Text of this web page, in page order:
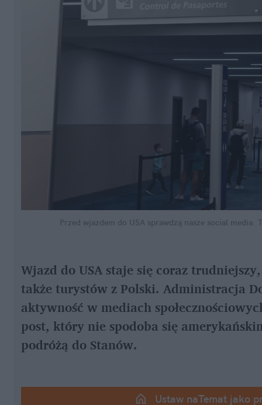
Przed wjazdem do USA sprawdzą nasze social media.
Wjazd do USA staje się coraz
także turystów z Polski. Administracja
aktywność w mediach
post, który nie spodoba się
podróżą do Stanów.
Ustaw naTemat jako